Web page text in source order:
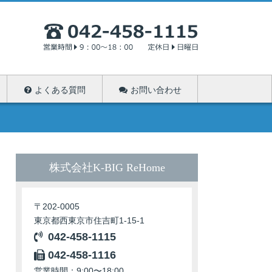
よくある質問 お問い合わせ
株式会社K-BIG ReHome
〒202-0005
東京都西東京市住吉町1-15-1
042-458-1115
042-458-1116